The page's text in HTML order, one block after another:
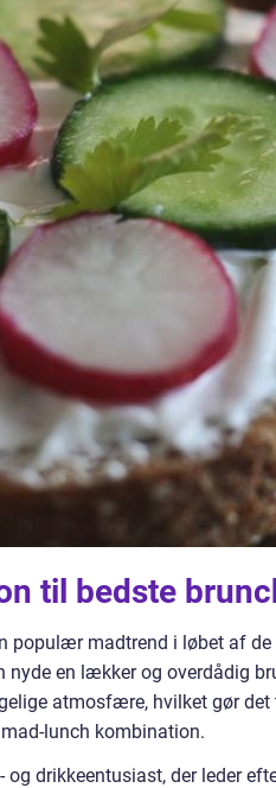
til bedste
populær madtrend i løbet af
nyde en lækker og overdådig
atmosfære, hvilket gør
lunch kombination.
og drikkeentusiast, der leder